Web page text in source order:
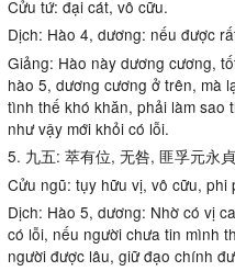
Cửu tứ: đại cát, vô cữu.
Dịch: Hào 4, dương: nếu được
Giảng: Hào này dương cương,
hào 5, dương cương ở trên, mà
tình thế khó khăn, phải làm sao
như vậy mới khỏi có lỗi.
5. 九五: 萃有位, 无咎, 匪孚元永
Cửu ngũ: tụy hữu vị, vô cữu,
Dịch: Hào 5, dương: Nhờ có vị
có lỗi, nếu người chưa tin mình
người được lâu, giữ đạo chính